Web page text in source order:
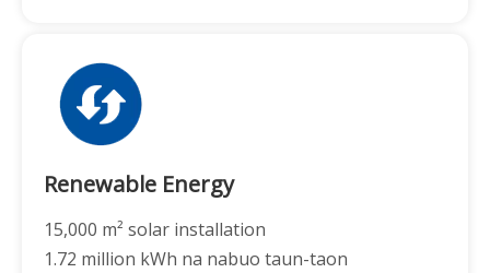
Renewable Energy
15,000 m² solar installation
1.72 million kWh na nabuo taun-taon